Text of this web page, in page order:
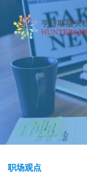
职场观点